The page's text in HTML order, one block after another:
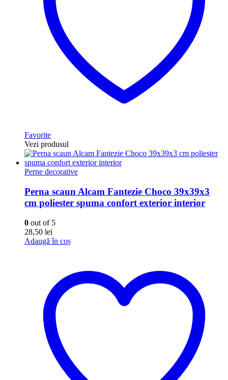
Favorite
Vezi produsul
Perne decorative
Perna scaun Alcam Fantezie Choco 39x39x3
cm poliester spuma confort exterior interior
0 out of 5
28,50 lei
Adaugă în coș